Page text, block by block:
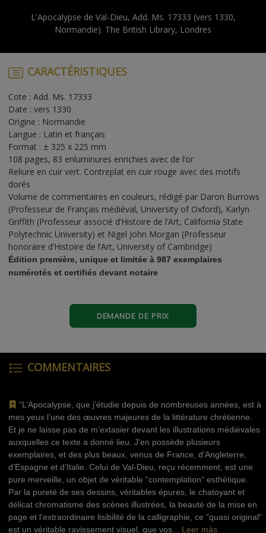
L'Apocalypse de Val-Dieu, Add. Ms. 17333 (vers 1330,
Normandie). The British Library, Londres
CARACTÉRISTIQUES
Cote : Add. Ms. 17333
Date : vers 1330
Origine : Normandie
Langue : Latin et français
Format : ± 325 x 225 mm
108 pages, 83 enluminures enrichies avec de l’or
Reliure en cuir vert. Contreplat en cuir rouge avec des motifs
dorés
Volume de commentaires en couleurs, rédigé par Daron Burrows
(Professeur de Français médiéval, University of Oxford), Karlyn
Griffith (Professeur associé d’Histoire de l’Art, California State
Polytechnic University) et Nigel John Morgan (Professeur
honoraire d’Histoire de l’Art, University of Cambridge)
Édition première, unique et limitée à 987 exemplaires
numérotés et certifiés devant notaire
DEMANDE DE PRIX
COMMENTAIRES
“L’Apocalypse, que j’étudie depuis de nombreuses années, est à
mes yeux l’une des œuvres majeures de la littérature chrétienne.
Et je ne laisse pas de m’extasier devant les illustrations médiévales
auxquelles ce texte a donné lieu. J’en possède plusieurs
exemplaires, et des plus beaux, venus de France, d’Angleterre,
d’Espagne et d’Italie. Celui de Val-Dieu, reçu récemment, est une
pure merveille, un objet de véritable “contemplation“ esthétique.
Par la pureté de ses dessins, véritables épures, le chatoyant et
délicat chromatisme des scènes illustrées, la beauté de la mise en
page et l’extraordinaire lisibilité de la calligraphie, ce “quasi original“
est un véritable ravissement visuel, que vos...
Leer más